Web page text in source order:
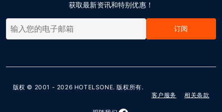
获取最新资讯和特别优惠！
订阅
版权 © 2001 - 2026 HOTELSONE. 版权所有.
客户服务
相关条款